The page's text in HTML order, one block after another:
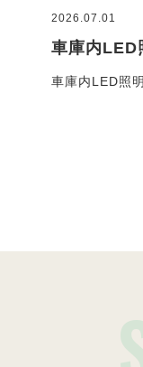
2026.07.01
車庫内LED
車庫内LED照